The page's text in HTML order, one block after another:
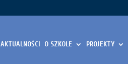
AKTUALNOŚCI O SZKOLE PROJEKTY